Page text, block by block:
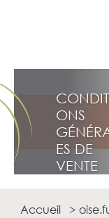
ONS
ES DE
VENTE
Accueil >